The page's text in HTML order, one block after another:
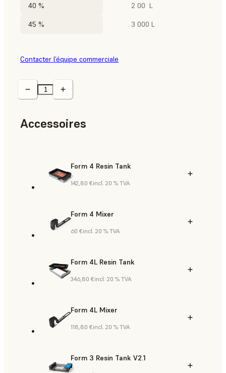
40 % 2 00 L
45 % 3 000 L
Contacter l’équipe commerciale
Accessoires
Form 4 Resin Tank
142,80 €incl. 20 % TVA
Form 4 Mixer
60 €incl. 20 % TVA
Form 4L Resin Tank
346,80 €incl. 20 % TVA
Form 4L Mixer
118,80 €incl. 20 % TVA
Form 3 Resin Tank V2.1